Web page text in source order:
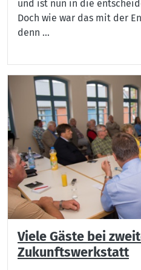
und ist nun in die
Doch wie war das mit der
denn ...
Viele Gäste bei
Zukunftswerkstatt